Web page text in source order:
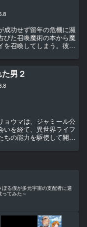
功せず留年の危機に瀕
びた召喚魔術の本から魔
を召喚してしまう。彼女
男２
ョウマは、ジャミール公
いを経て、異世界ライフ
ちの能力を駆使して開業
る僕が多元宇宙の支配者に選
てみた～